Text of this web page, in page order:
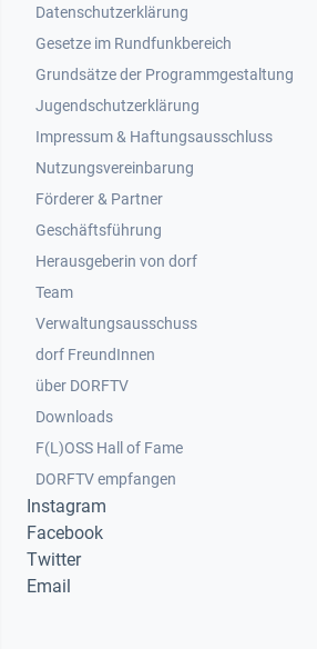
Datenschutzerklärung
Gesetze im Rundfunkbereich
Grundsätze der Programmgestaltung
Jugendschutzerklärung
Impressum & Haftungsausschluss
Nutzungsvereinbarung
Footer 2
Förderer & Partner
Geschäftsführung
Herausgeberin von dorf
Team
Verwaltungsausschuss
dorf FreundInnen
Footer 3
über DORFTV
Downloads
F(L)OSS Hall of Fame
Footer 4
DORFTV empfangen
Instagram
Facebook
Twitter
Email